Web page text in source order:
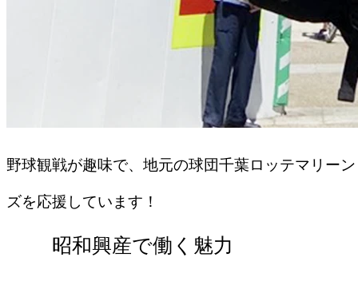
野球観戦が趣味で、地元の球団千葉ロッテマリーン
ズを応援しています！
昭和興産で働く魅力